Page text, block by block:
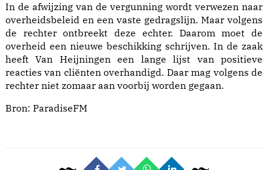
In de afwijzing van de vergunning wordt verwezen naar
overheidsbeleid en een vaste gedragslijn. Maar volgens
de rechter ontbreekt deze echter. Daarom moet de
overheid een nieuwe beschikking schrijven. In de zaak
heeft Van Heijningen een lange lijst van positieve
reacties van cliënten overhandigd. Daar mag volgens de
rechter niet zomaar aan voorbij worden gegaan.
Bron: ParadiseFM